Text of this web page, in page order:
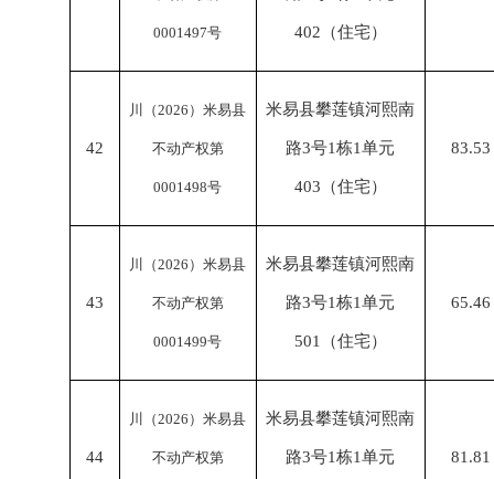
0001497号 402（住宅）
42
川（2026）米易县
不动产权第
0001498号
米易县攀莲镇河熙南
路3号1栋1单元
403（住宅）
83.53
43
川（2026）米易县
不动产权第
0001499号
米易县攀莲镇河熙南
路3号1栋1单元
501（住宅）
65.46
44
川（2026）米易县
不动产权第
米易县攀莲镇河熙南
路3号1栋1单元 81.81